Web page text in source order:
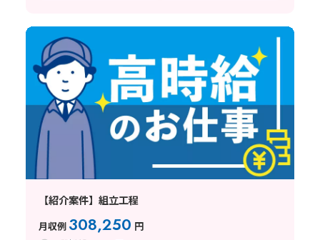
【紹介案件】組立工程
月収例 308,250 円